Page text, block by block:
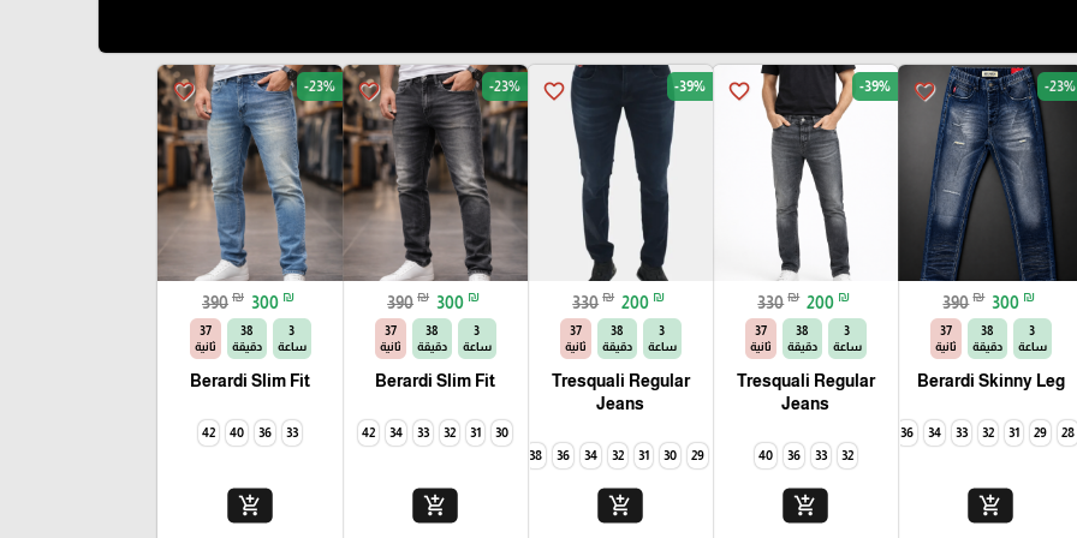
40
42
favorite_border -23%
390 ₪ 300 ₪
3
ساعة
38
دقيقة
35
ثانية
Berardi Skinny Leg
28
29
31
32
33
34
36
add_shopping_cart
favorite_border -39%
330 ₪ 200 ₪
3
ساعة
38
دقيقة
35
ثانية
Tresquali Regular
Jeans
32
33
36
40
add_shopping_cart
favorite_border -39%
330 ₪ 200 ₪
3
ساعة
38
دقيقة
35
ثانية
Tresquali Regular
Jeans
29
30
31
32
34
36
38
add_shopping_cart
favorite_border -23%
390 ₪ 300 ₪
3
ساعة
38
دقيقة
35
ثانية
Berardi Slim Fit
30
31
32
33
34
42
add_shopping_cart
favorite_border -23%
390 ₪ 300 ₪
3
ساعة
38
دقيقة
35
ثانية
Berardi Slim Fit
33
36
40
42
add_shopping_cart